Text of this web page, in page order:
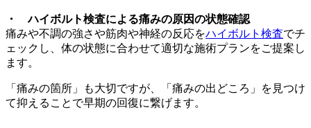
・ハイボルト検査による痛みの原因の状態確認
痛みや不調の強さや筋肉や神経の反応をハイボルト検査でチ
ェックし、体の状態に合わせて適切な施術プランをご提案し
ます。
「痛みの箇所」も大切ですが、「痛みの出どころ」を見つけ
て抑えることで早期の回復に繋げます。